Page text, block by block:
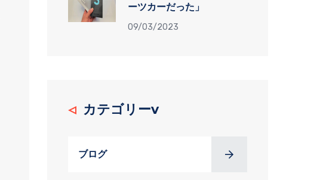
ーツカーだった」
09/03/2023
カテゴリーv
ブログ